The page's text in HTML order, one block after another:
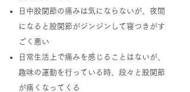
日中股関節の痛みは気にならないが、夜間
になると股関節がジンジンして寝つきがす
ごく悪い
日常生活上で痛みを感じることはないが、
趣味の運動を行っている時、段々と股関節
が痛くなってくる